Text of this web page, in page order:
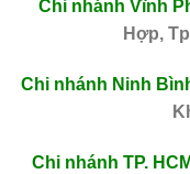
Chi nhánh Vĩnh
Hợp,
Chi nhánh Ninh
Chi nhánh TP.